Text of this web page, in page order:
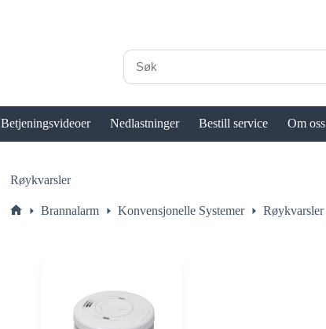
Betjeningsvideoer Nedlastninger Bestill service Om oss
Røykvarsler
Brannalarm Konvensjonelle Systemer Røykvarsler